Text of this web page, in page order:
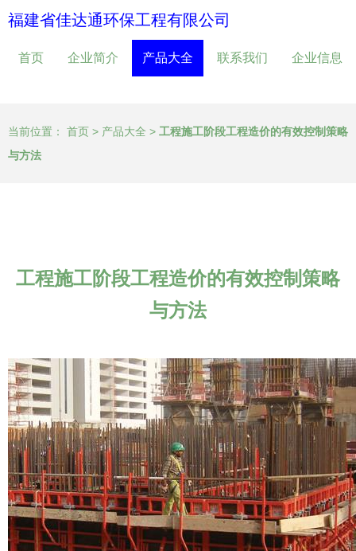
福建省佳达通环保工程有限公司
首页 企业简介 产品大全 联系我们 企业信息
当前位置： 首页 > 产品大全 > 工程施工阶段工程造价的有效控制策略
与方法
工程施工阶段工程造价的有效控制策略
与方法